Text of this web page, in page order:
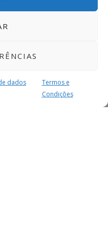
dados
Termos e
Condições